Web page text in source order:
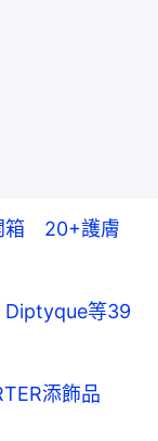
箱 20+護膚
Diptyque等39
添飾品